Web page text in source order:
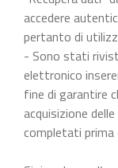
accedere
pertanto di
- Sono stati
elettronico
fine di garantire
acquisizione
completati prima